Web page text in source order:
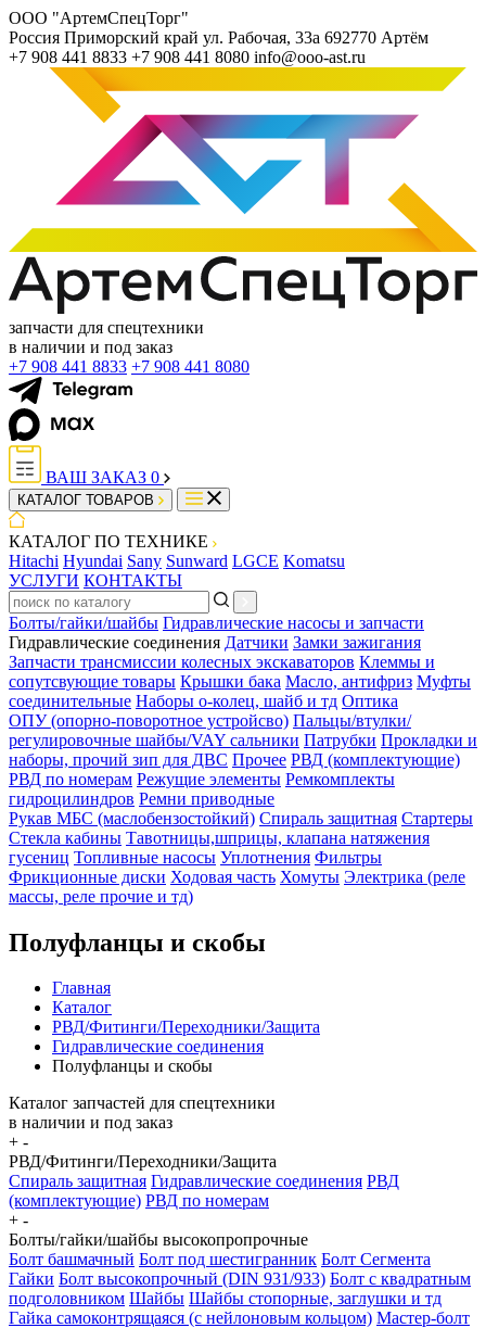
ООО "АртемСпецТорг"
Россия Приморский край ул. Рабочая, 33а 692770 Артём
+7 908 441 8833 +7 908 441 8080 info@ooo-ast.ru
запчасти для спецтехники
в наличии и под заказ
+7 908 441 8833 +7 908 441 8080
ВАШ ЗАКАЗ 0
КАТАЛОГ ТОВАРОВ
КАТАЛОГ ПО ТЕХНИКЕ
Hitachi Hyundai Sany Sunward LGCE Komatsu
УСЛУГИ КОНТАКТЫ
Болты/гайки/шайбы Гидравлические насосы и запчасти
Гидравлические соединения Датчики Замки зажигания
Запчасти трансмиссии колесных экскаваторов Клеммы и
сопутсвующие товары Крышки бака Масло, антифриз Муфты
соединительные Наборы о-колец, шайб и тд Оптика
ОПУ (опорно-поворотное устройсво) Пальцы/втулки/
регулировочные шайбы/VAY сальники Патрубки Прокладки и
наборы, прочий зип для ДВС Прочее РВД (комплектующие)
РВД по номерам Режущие элементы Ремкомплекты
гидроцилиндров Ремни приводные
Рукав МБС (маслобензостойкий) Спираль защитная Стартеры
Стекла кабины Тавотницы,шприцы, клапана натяжения
гусениц Топливные насосы Уплотнения Фильтры
Фрикционные диски Ходовая часть Хомуты Электрика (реле
массы, реле прочие и тд)
Полуфланцы и скобы
Главная
Каталог
РВД/Фитинги/Переходники/Защита
Гидравлические соединения
Полуфланцы и скобы
Каталог запчастей для спецтехники
в наличии и под заказ
+ -
РВД/Фитинги/Переходники/Защита
Спираль защитная Гидравлические соединения РВД
(комплектующие) РВД по номерам
+ -
Болты/гайки/шайбы высокопропрочные
Болт башмачный Болт под шестигранник Болт Сегмента
Гайки Болт высокопрочный (DIN 931/933) Болт с квадратным
подголовником Шайбы Шайбы стопорные, заглушки и тд
Гайка самоконтрящаяся (с нейлоновым кольцом) Мастер-болт